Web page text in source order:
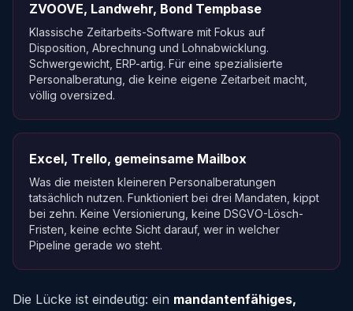
ZVOOVE, Landwehr, Bond Tempbase
Klassische Zeitarbeits-Software mit Fokus auf
Disposition, Abrechnung und Lohnabwicklung.
Schwergewicht, ERP-artig. Für eine spezialisierte
Personalberatung, die keine eigene Zeitarbeit macht,
völlig oversized.
Excel, Trello, gemeinsame Mailbox
Was die meisten kleineren Personalberatungen
tatsächlich nutzen. Funktioniert bei drei Mandaten, kippt
bei zehn. Keine Versionierung, keine DSGVO-Lösch-
Fristen, keine echte Sicht darauf, wer in welcher
Pipeline gerade wo steht.
Die Lücke ist eindeutig: ein mandantenfähiges,